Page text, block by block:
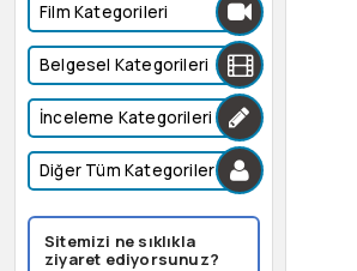
Film Kategorileri
Belgesel Kategorileri
İnceleme Kategorileri
Diğer Tüm Kategoriler
Sitemizi ne sıklıkla
ziyaret ediyorsunuz?